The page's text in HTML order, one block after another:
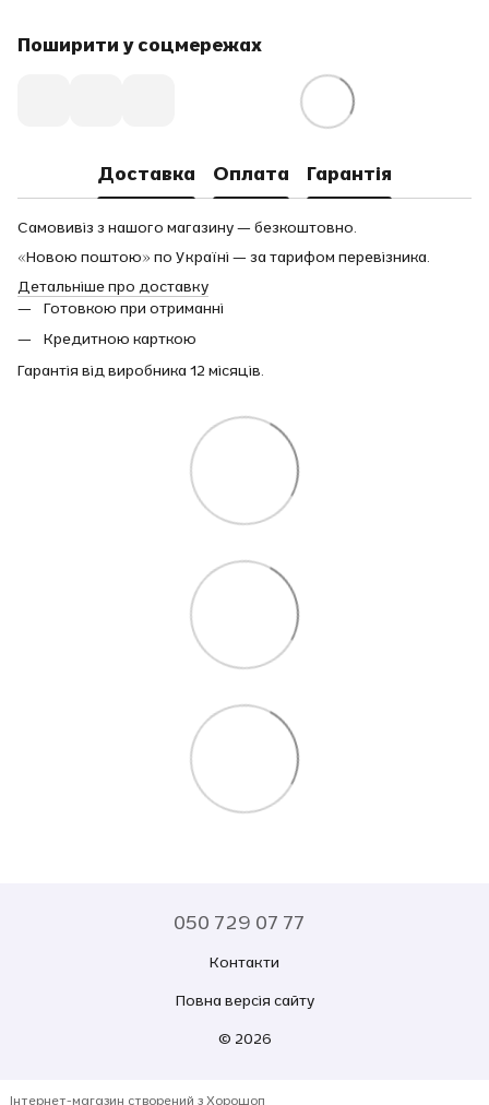
Поширити у соцмережах
Доставка Оплата Гарантія
Самовивіз з нашого магазину — безкоштовно.
«Новою поштою» по Україні — за тарифом перевізника.
Детальніше про доставку
Готовкою при отриманні
Кредитною карткою
Гарантія від виробника 12 місяців.
050 729 07 77
Контакти
Повна версія сайту
© 2026
Інтернет-магазин створений з Хорошоп